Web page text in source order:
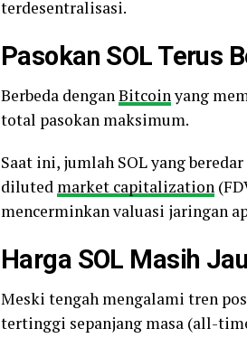
terdesentralisasi.
Pasokan SOL Terus
Berbeda denganBitcoinyang
total pasokan maksimum.
Saat ini, jumlah SOL yang
diluted market capitalization
mencerminkan valuasi jaringan
Harga SOL Masih
Meski tengah mengalami tren
tertinggi sepanjang masa (all-